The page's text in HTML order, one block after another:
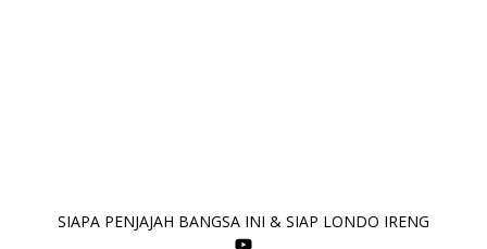
SIAPA PENJAJAH BANGSA INI & SIAP LONDO IRENG